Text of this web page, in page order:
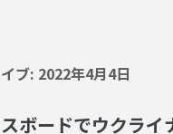
ブ: 2022年4月4日
ボードでウクライ